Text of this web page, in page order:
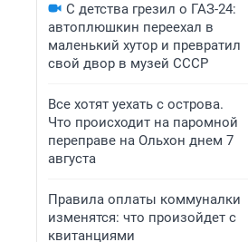
С детства грезил о ГАЗ-24:
автоплюшкин переехал в
маленький хутор и превратил
свой двор в музей СССР
Все хотят уехать с острова.
Что происходит на паромной
переправе на Ольхон днем 7
августа
Правила оплаты коммуналки
изменятся: что произойдет с
квитанциями